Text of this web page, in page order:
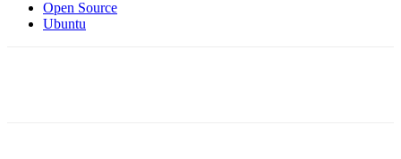
Open Source
Ubuntu